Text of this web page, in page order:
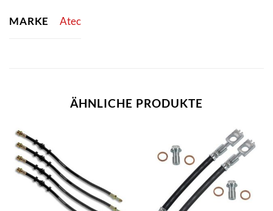
MARKE Atec
ÄHNLICHE PRODUKTE